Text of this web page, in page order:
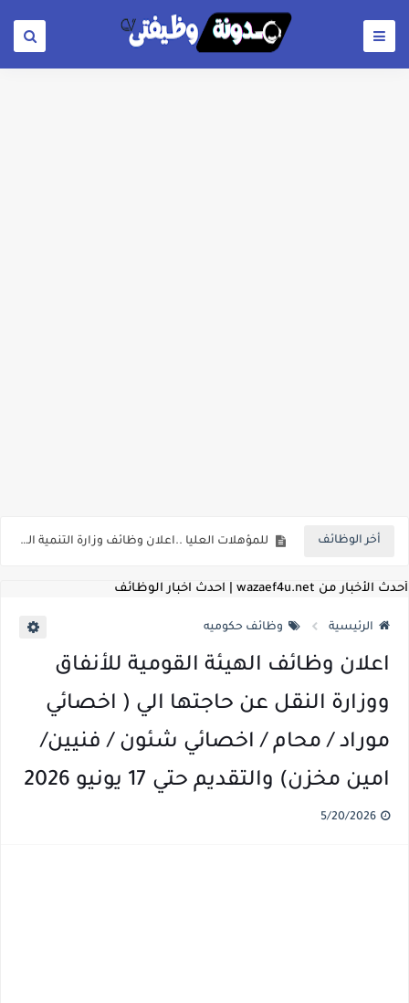
أخر الوظائف للمؤهلات العليا ..اعلان وظائف وزارة التنمية المحلية " اخصائي تخطيط - مهندس - اخصائي حاسبات - باحث قانوني " والتقديم الكتروني بتاريخ 15-7-2026
اعلان وظائف الهيئة القومية لسلامة الغذاء " لشغل وظيفة مفتش أغذية " لخريجي علوم / زراعة / طب بيطري "... الشروط والاوراق المطلوبة وكيفية التقديم
للمؤهلات العليا والمتوسطه.. جامعة ميريت تعلن عن وظائف شاغرة بتاريخ 20 مايو 2026
أحدث الأخبار من wazaef4u.net | احدث اخبار الوظائف
الرئيسية وظائف حكوميه
اعلان وظائف الهيئة القومية للأنفاق
ووزارة النقل عن حاجتها الي ( اخصائي
موراد / محام / اخصائي شئون / فنيين/
امين مخزن) والتقديم حتي 17 يونيو 2026